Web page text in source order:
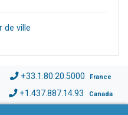
de ville
+33.1.80.20.5000 France
+1.437.887.14.93 Canada